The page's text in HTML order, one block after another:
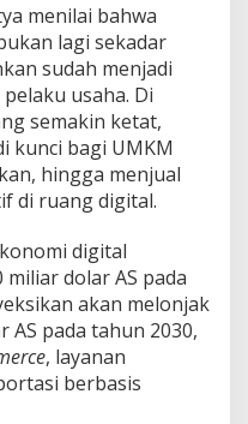
menilai bahwa
lagi sekadar
sudah menjadi
usaha. Di
semakin ketat,
kunci bagi UMKM
hingga menjual
di ruang digital.
digital
dolar AS pada
akan melonjak
AS pada tahun 2030,
, layanan
berbasis